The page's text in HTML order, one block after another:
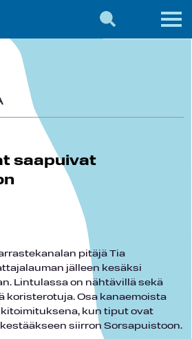
saapuivat
pitäjä Tia
jälleen kesäksi
Lintulassa on nähtävillä sekä
koristerotuja. Osa kanaemoista
kun tiput ovat
siirron Sorsapuistoon.